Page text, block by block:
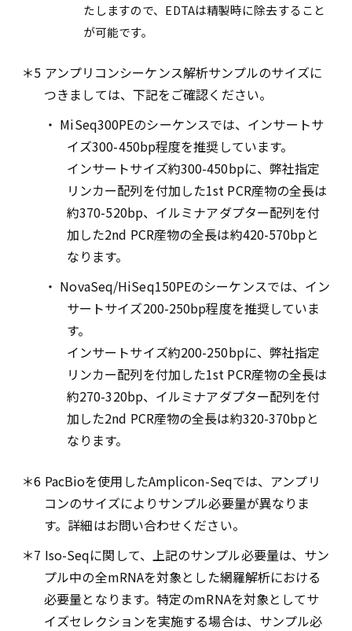
たしますので、EDTAは精製時に除去すること
が可能です。
＊5 アンプリコンシーケンス解析サンプルのサイズに
つきましては、下記をご確認ください。
・ MiSeq300PEのシーケンスでは、インサートサ
イズ300-450bp程度を推奨しています。
インサートサイズ約300-450bpに、弊社指定
リンカー配列を付加した1st PCR産物の全長は
約370-520bp、イルミナアダプター配列を付
加した2nd PCR産物の全長は約420-570bpと
なります。
・ NovaSeq/HiSeq150PEのシーケンスでは、イン
サートサイズ200-250bp程度を推奨していま
す。
インサートサイズ約200-250bpに、弊社指定
リンカー配列を付加した1st PCR産物の全長は
約270-320bp、イルミナアダプター配列を付
加した2nd PCR産物の全長は約320-370bpと
なります。
＊6 PacBioを使用したAmplicon-Seqでは、アンプリ
コンのサイズによりサンプル必要量が異なりま
す。詳細はお問い合わせください。
＊7 Iso-Seqに関して、上記のサンプル必要量は、サン
プル中の全mRNAを対象とした網羅解析における
必要量となります。特定のmRNAを対象としてサ
イズセレクションを実施する場合は、サンプル必